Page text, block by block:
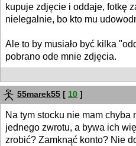
kupuje zdjęcie i oddaje, fotkę
nielegalnie, bo kto mu
Ale to by musiało być kilka
pobrano ode mnie zdjęcia.
55marek55 [ 10 ]
Na tym stocku nie mam
jednego zwrotu, a bywa ich
zrobić? Zamknąć konto? Nie